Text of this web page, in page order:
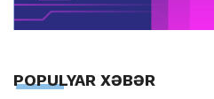
POPULYAR XƏBƏR